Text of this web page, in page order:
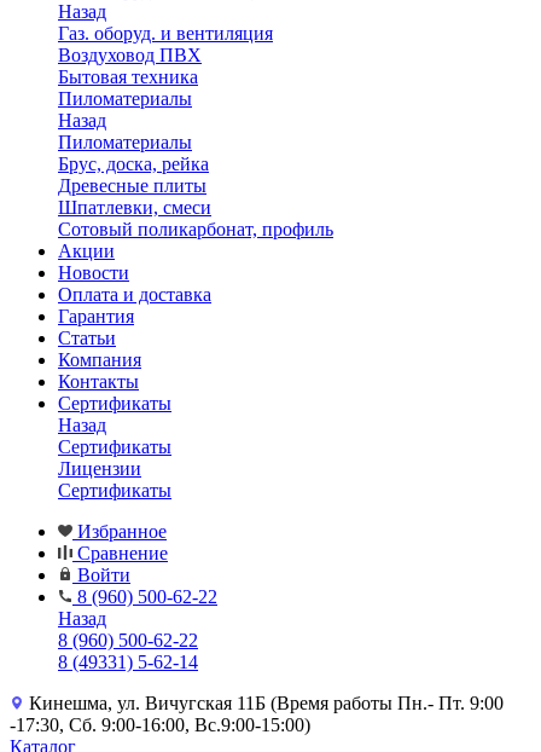
Назад
Газ. оборуд. и вентиляция
Воздуховод ПВХ
Бытовая техника
Пиломатериалы
Назад
Пиломатериалы
Брус, доска, рейка
Древесные плиты
Шпатлевки, смеси
Сотовый поликарбонат, профиль
Акции
Новости
Оплата и доставка
Гарантия
Статьи
Компания
Контакты
Сертификаты
Назад
Сертификаты
Лицензии
Сертификаты
Избранное
Сравнение
Войти
8 (960) 500-62-22
Назад
8 (960) 500-62-22
8 (49331) 5-62-14
Кинешма, ул. Вичугская 11Б (Время работы Пн.- Пт. 9:00
-17:30, Сб. 9:00-16:00, Вс.9:00-15:00)
Каталог